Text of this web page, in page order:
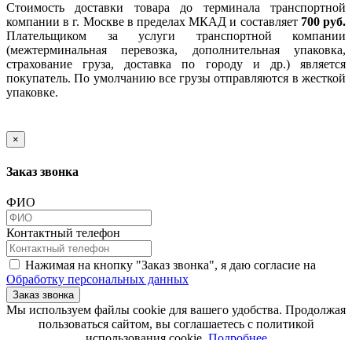
Стоимость доставки товара до терминала транспортной
компании в г. Москве в пределах МКАД и составляет 700 руб.
Плательщиком за услуги транспортной компании
(межтерминальная перевозка, дополнительная упаковка,
страхование груза, доставка по городу и др.) является
покупатель. По умолчанию все грузы отправляются в жесткой
упаковке.
×
Заказ звонка
ФИО
Контактный телефон
Нажимая на кнопку "Заказ звонка", я даю согласие на
Обработку персональных данных
Заказ звонка
​​​​​​​Мы используем файлы cookie для вашего удобства. Продолжая
пользоваться сайтом, вы соглашаетесь с политикой